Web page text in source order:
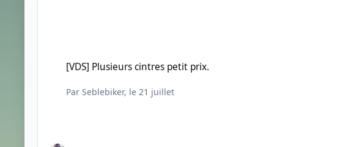
[VDS] Plusieurs cintres petit prix.
ParSeblebiker, le 21 juillet